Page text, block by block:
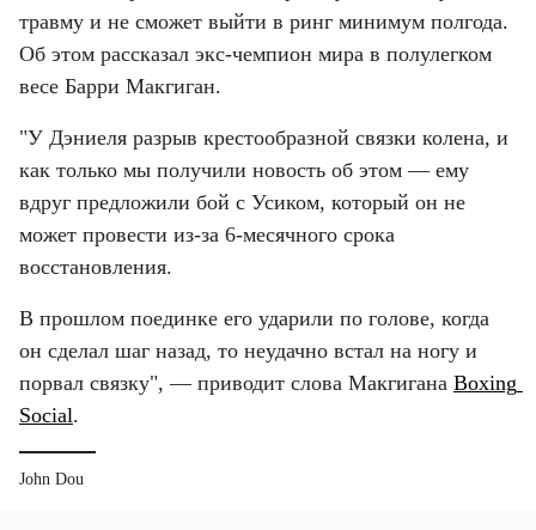
травму и не сможет выйти в ринг минимум полгода.
Об этом рассказал экс-чемпион мира в полулегком
весе Барри Макгиган.
"У Дэниеля разрыв крестообразной связки колена, и
как только мы получили новость об этом — ему
вдруг предложили бой с Усиком, который он не
может провести из-за 6-месячного срока
восстановления.
В прошлом поединке его ударили по голове, когда
он сделал шаг назад, то неудачно встал на ногу и
порвал связку", — приводит слова Макгигана Boxing
Social.
John Dou